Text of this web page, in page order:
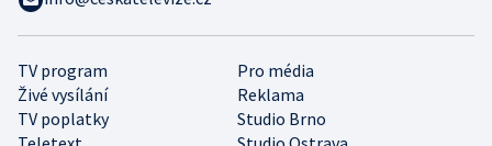
TV program
Pro média
Živé vysílání
Reklama
TV poplatky
Studio Brno